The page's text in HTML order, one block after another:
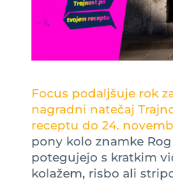
Focus podaljšuje rok
nagradni natečaj
receptu do 24.
pony kolo znamke
potegujejo s kratkim
kolažem, risbo ali